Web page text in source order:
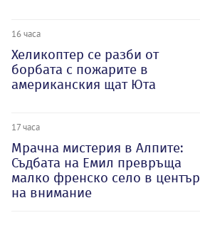
16 часа
Хеликоптер се разби от
борбата с пожарите в
американския щат Юта
17 часа
Мрачна мистерия в Алпите:
Съдбата на Емил превръща
малко френско село в център
на внимание